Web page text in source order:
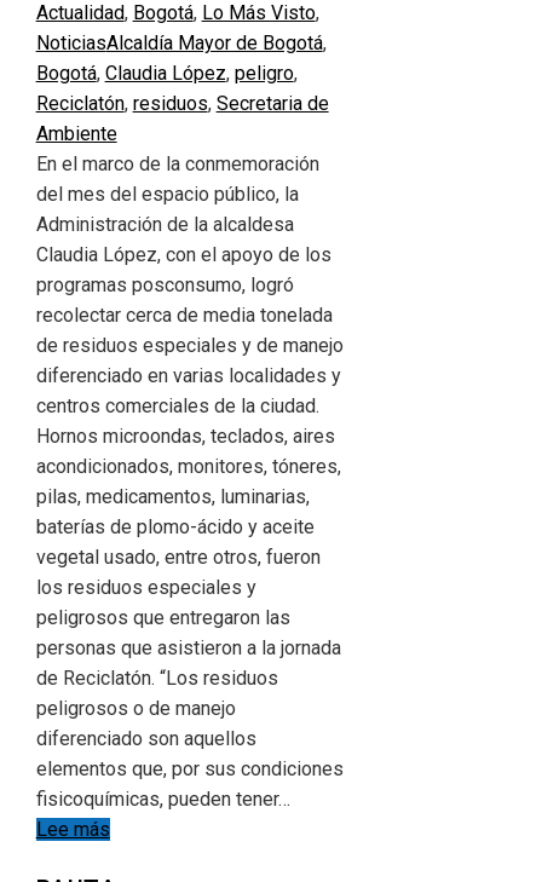
Actualidad, Bogotá, Lo Más Visto,
NoticiasAlcaldía Mayor de Bogotá,
Bogotá, Claudia López, peligro,
Reciclatón, residuos, Secretaria de
Ambiente
En el marco de la conmemoración
del mes del espacio público, la
Administración de la alcaldesa
Claudia López, con el apoyo de los
programas posconsumo, logró
recolectar cerca de media tonelada
de residuos especiales y de manejo
diferenciado en varias localidades y
centros comerciales de la ciudad.
Hornos microondas, teclados, aires
acondicionados, monitores, tóneres,
pilas, medicamentos, luminarias,
baterías de plomo-ácido y aceite
vegetal usado, entre otros, fueron
los residuos especiales y
peligrosos que entregaron las
personas que asistieron a la jornada
de Reciclatón. “Los residuos
peligrosos o de manejo
diferenciado son aquellos
elementos que, por sus condiciones
fisicoquímicas, pueden tener…
Lee más